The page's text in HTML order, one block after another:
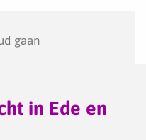
gaan
in Ede en